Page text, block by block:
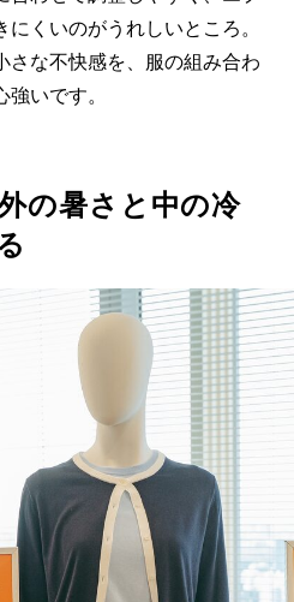
くいのがうれしいところ。
さな不快感を、服の組み合わ
いです。
の暑さと中の冷